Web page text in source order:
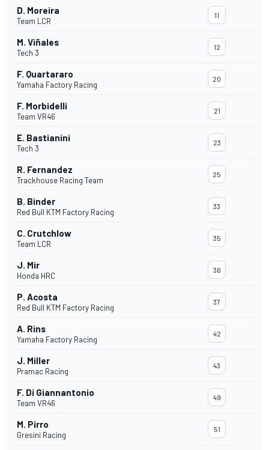
D. Moreira
Team LCR
11
M. Viñales
Tech 3
12
F. Quartararo
Yamaha Factory Racing
20
F. Morbidelli
Team VR46
21
E. Bastianini
Tech 3
23
R. Fernandez
Trackhouse Racing Team
25
B. Binder
Red Bull KTM Factory Racing
33
C. Crutchlow
Team LCR
35
J. Mir
Honda HRC
36
P. Acosta
Red Bull KTM Factory Racing
37
A. Rins
Yamaha Factory Racing
42
J. Miller
Pramac Racing
43
F. Di Giannantonio
Team VR46
49
M. Pirro
Gresini Racing
51